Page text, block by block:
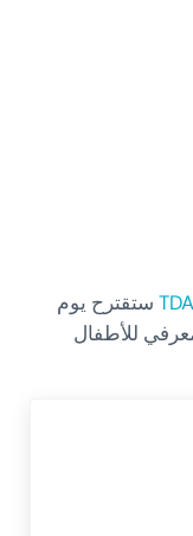
ستقترح يوم
للأطفال